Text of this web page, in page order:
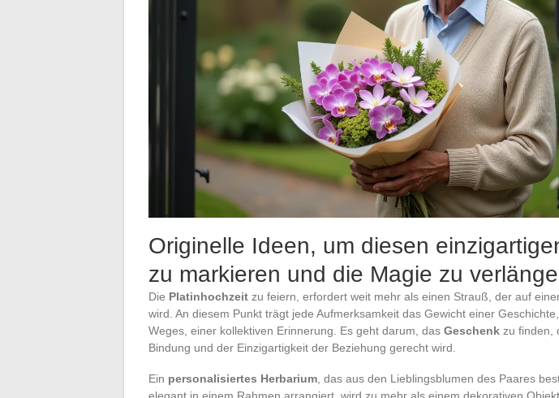
Originelle Ideen, um diesen
zu markieren und die Magie zu
Die Platinhochzeit zu feiern, erfordert weit mehr als einen Strauß, der auf
wird. An diesem Punkt trägt jede Aufmerksamkeit das Gewicht einer
Weges, einer kollektiven Erinnerung. Es geht darum, das Geschenk zu finden,
Bindung und der Einzigartigkeit der Beziehung gerecht wird.
Ein personalisiertes Herbarium , das aus den Lieblingsblumen des Paares